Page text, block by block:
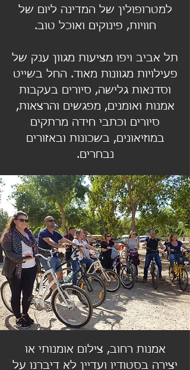
למטרופולין של המדינה ליום של
חוויות, פינוקים ואוכל טוב.
תל אביב ויפו מציעות מגוון ענק של
פעילויות מגוונות מאוד. החל בשייט
וסדנאות גלישה, סיורים בעקבות
אמנות ואומנים, מפגשים והרצאות,
סיורים וכתבי חידה מרתקים
במוזיאונים, בשכונות ובאזורים
נבחרים.
אמנות רחוב, צילום אומנותי או
יצירה בסטודיו ועדיין לא דיברנו על